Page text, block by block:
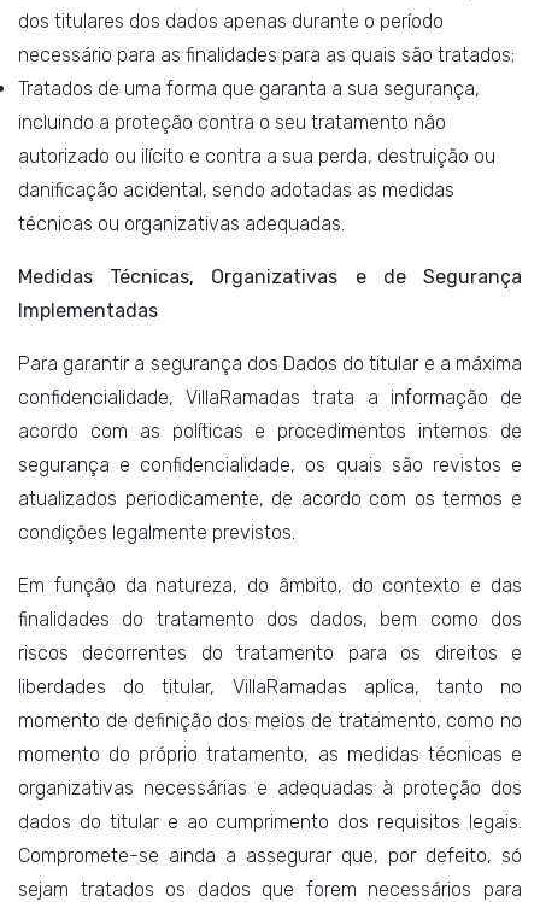
dos titulares dos dados apenas durante o período
necessário para as finalidades para as quais são tratados;
Tratados de uma forma que garanta a sua segurança,
incluindo a proteção contra o seu tratamento não
autorizado ou ilícito e contra a sua perda, destruição ou
danificação acidental, sendo adotadas as medidas
técnicas ou organizativas adequadas.
Medidas Técnicas, Organizativas e de Segurança
Implementadas
Para garantir a segurança dos Dados do titular e a máxima
confidencialidade, VillaRamadas trata a informação de
acordo com as políticas e procedimentos internos de
segurança e confidencialidade, os quais são revistos e
atualizados periodicamente, de acordo com os termos e
condições legalmente previstos.
Em função da natureza, do âmbito, do contexto e das
finalidades do tratamento dos dados, bem como dos
riscos decorrentes do tratamento para os direitos e
liberdades do titular, VillaRamadas aplica, tanto no
momento de definição dos meios de tratamento, como no
momento do próprio tratamento, as medidas técnicas e
organizativas necessárias e adequadas à proteção dos
dados do titular e ao cumprimento dos requisitos legais.
Compromete-se ainda a assegurar que, por defeito, só
sejam tratados os dados que forem necessários para